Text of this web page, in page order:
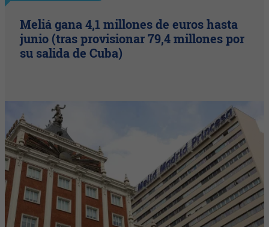
Meliá gana 4,1 millones de euros hasta
junio (tras provisionar 79,4 millones por
su salida de Cuba)